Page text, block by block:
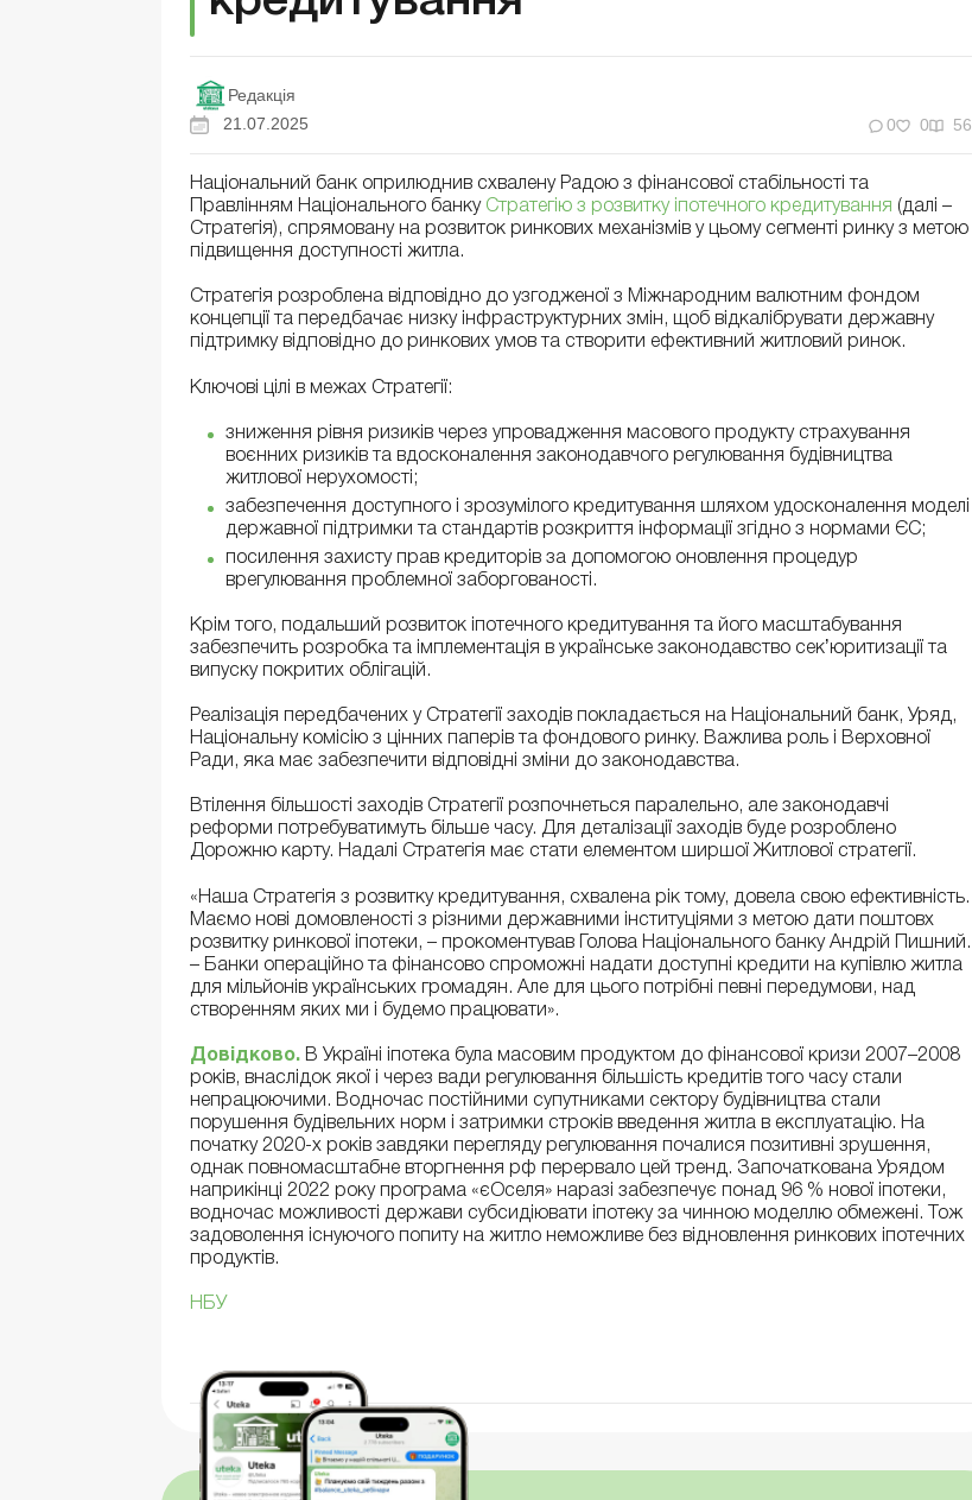
Редакція
21.07.2025
0 0 56
Національний банк оприлюднив схвалену Радою з фінансової стабільності та
Правлінням Національного банку Стратегію з розвитку іпотечного кредитування (далі –
Стратегія), спрямовану на розвиток ринкових механізмів у цьому сегменті ринку з метою
підвищення доступності житла.
Стратегія розроблена відповідно до узгодженої з Міжнародним валютним фондом
концепції та передбачає низку інфраструктурних змін, щоб відкалібрувати державну
підтримку відповідно до ринкових умов та створити ефективний житловий ринок.
Ключові цілі в межах Стратегії:
зниження рівня ризиків через упровадження масового продукту страхування
воєнних ризиків та вдосконалення законодавчого регулювання будівництва
житлової нерухомості;
забезпечення доступного і зрозумілого кредитування шляхом удосконалення моделі
державної підтримки та стандартів розкриття інформації згідно з нормами ЄС;
посилення захисту прав кредиторів за допомогою оновлення процедур
врегулювання проблемної заборгованості.
Крім того, подальший розвиток іпотечного кредитування та його масштабування
забезпечить розробка та імплементація в українське законодавство секʼюритизації та
випуску покритих облігацій.
Реалізація передбачених у Стратегії заходів покладається на Національний банк, Уряд,
Національну комісію з цінних паперів та фондового ринку. Важлива роль і Верховної
Ради, яка має забезпечити відповідні зміни до законодавства.
Втілення більшості заходів Стратегії розпочнеться паралельно, але законодавчі
реформи потребуватимуть більше часу. Для деталізації заходів буде розроблено
Дорожню карту. Надалі Стратегія має стати елементом ширшої Житлової стратегії.
«Наша Стратегія з розвитку кредитування, схвалена рік тому, довела свою ефективність.
Маємо нові домовленості з різними державними інституціями з метою дати поштовх
розвитку ринкової іпотеки, – прокоментував Голова Національного банку Андрій Пишний.
– Банки операційно та фінансово спроможні надати доступні кредити на купівлю житла
для мільйонів українських громадян. Але для цього потрібні певні передумови, над
створенням яких ми і будемо працювати».
Довідково. В Україні іпотека була масовим продуктом до фінансової кризи 2007–2008
років, внаслідок якої і через вади регулювання більшість кредитів того часу стали
непрацюючими. Водночас постійними супутниками сектору будівництва стали
порушення будівельних норм і затримки строків введення житла в експлуатацію. На
початку 2020-х років завдяки перегляду регулювання почалися позитивні зрушення,
однак повномасштабне вторгнення рф перервало цей тренд. Започаткована Урядом
наприкінці 2022 року програма «єОселя» наразі забезпечує понад 96 % нової іпотеки,
водночас можливості держави субсидіювати іпотеку за чинною моделлю обмежені. Тож
задоволення існуючого попиту на житло неможливе без відновлення ринкових іпотечних
продуктів.
НБУ